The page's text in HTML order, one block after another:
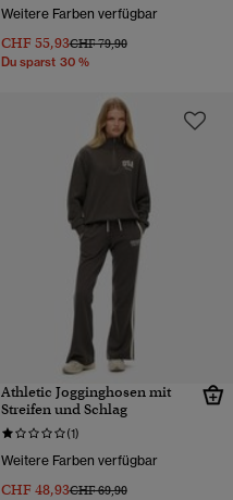
Weitere Farben verfügbar
CHF 55,93Preis wurde reduziert von
CHF 79,90bis
Du sparst 30 %
Athletic Jogginghosen mit
Streifen und Schlag
(1)
Weitere Farben verfügbar
CHF 48,93Preis wurde reduziert von
CHF 69,90bis